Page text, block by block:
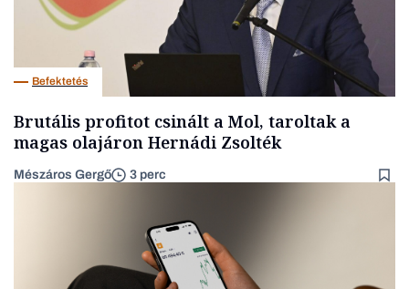
Befektetés
Brutális profitot csinált a Mol, taroltak a
magas olajáron Hernádi Zsolték
Mészáros Gergő 3 perc